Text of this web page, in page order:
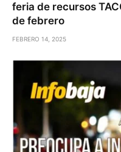
feria de recursos
de febrero
FEBRERO 14, 2025